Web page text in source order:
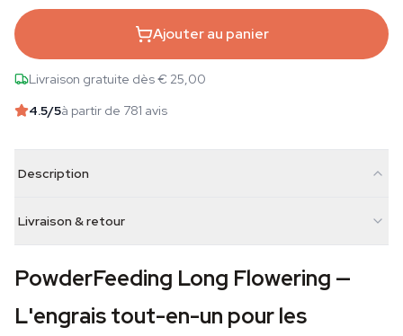
Ajouter au panier
Livraison gratuite dès € 25,00
4.5/5à partir de 781 avis
Description
Livraison & retour
PowderFeeding Long Flowering —
L'engrais tout-en-un pour les